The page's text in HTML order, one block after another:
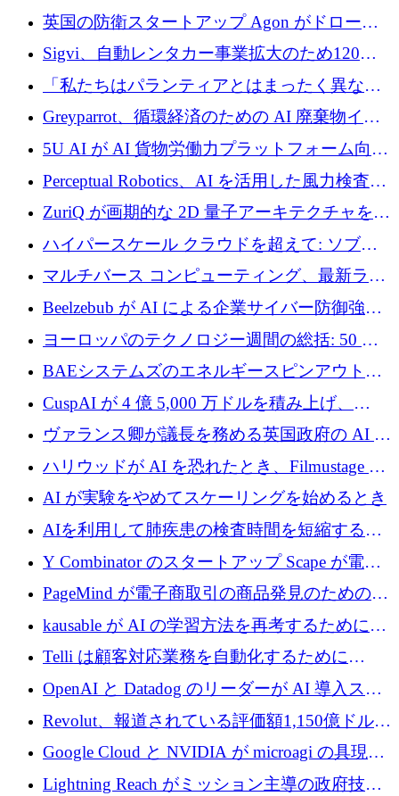
ジング プラットフォームを拡張するためにシ
リーズ B で 2,000 万ドルを確保
英国の防衛スタートアップ Agon がドローン
攻撃に対抗する仮想戦場を構築、3,000 万ドル
を調達
Sigvi、自動レンタカー事業拡大のため120万
ユーロを調達
「私たちはパランティアとはまったく異なる
会社です」とフランス人の「控えめな」後任
者は言う
Greyparrot、循環経済のための AI 廃棄物イン
テリジェンスを拡張するためにシリーズ B で
2,700 万ドルを確保
5U AI が AI 貨物労働力プラットフォーム向け
に 320 万ドルのプレシードを獲得
Perceptual Robotics、AI を活用した風力検査の
規模拡大に向けて 400 万ポンド以上を確保
ZuriQ が画期的な 2D 量子アーキテクチャを拡
張するために 2,550 万ドルを調達
ハイパースケール クラウドを超えて: ソブリ
ン コンピューティングに対する DFINITY の
ビジョン
マルチバース コンピューティング、最新ラウ
ンドで最大 5 億 7,000 万ドルを目標
Beelzebub が AI による企業サイバー防御強化
のために 300 万ユーロを調達
ヨーロッパのテクノロジー週間の総括: 50 以
上の取引に 10 億ユーロ以上を投資
BAEシステムズのエネルギースピンアウト原
子力タービンが1500万ポンドの資金調達でス
テルスから浮上
CuspAI が 4 億 5,000 万ドルを積み上げ、
Resist.UA が 5,000 万ユーロの基金を立ち上
げ、DSIT が廃止される
ヴァランス卿が議長を務める英国政府の AI タ
スクフォースが発足
ハリウッドが AI を恐れたとき、Filmustage は
代わりにプリプロダクションに賭けました
AI が実験をやめてスケーリングを始めるとき
AIを利用して肺疾患の検査時間を短縮する英
国のヘルステック挑戦者が1900万ドルを獲得
Y Combinator のスタートアップ Scape が電子
メールを再考するために 320 万ドルを調達し
てステルスから浮上
PageMind が電子商取引の商品発見のための
AI を拡張するために 120 万ユーロを調達
kausable が AI の学習方法を再考するために
1,200 万ユーロを調達
Telli は顧客対応業務を自動化するために
1,500 万ドルのシードを確保
OpenAI と Datadog のリーダーが AI 導入スタ
ートアップ Arrakis を支援
Revolut、報道されている評価額1,150億ドルで
の新たな二次株式売却を確認
Google Cloud と NVIDIA が microagi の具現化
された AI の野望を推進
Lightning Reach がミッション主導の政府技術